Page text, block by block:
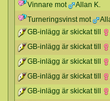
Vinnare mot
Allan K.
Turneringsvinst mot
GB-inlägg är skickat till
GB-inlägg är skickat till
GB-inlägg är skickat till
GB-inlägg är skickat till
GB-inlägg är skickat till